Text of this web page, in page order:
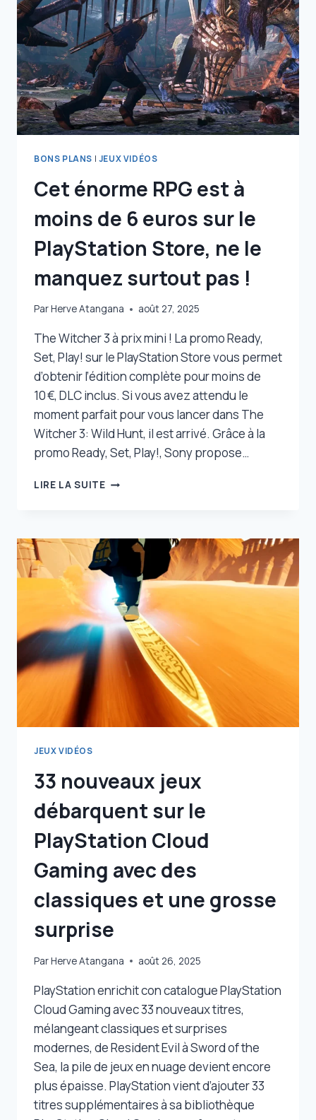
?
ON
DIRAIT
BIEN
!
BONS PLANS | JEUX VIDÉOS
Cet énorme RPG est à
moins de 6 euros sur le
PlayStation Store, ne le
manquez surtout pas !
ParHerve Atangana août 27, 2025
The Witcher 3 à prix mini ! La promo Ready,
Set, Play! sur le PlayStation Store vous permet
d’obtenir l’édition complète pour moins de
10 €, DLC inclus. Si vous avez attendu le
moment parfait pour vous lancer dans The
Witcher 3: Wild Hunt, il est arrivé. Grâce à la
promo Ready, Set, Play!, Sony propose…
LIRE LA SUITECET
À
MOINS
DE
EUROS
SUR
LE
PLAYSTATION
STORE,
JEUX VIDÉOS
33 nouveaux jeux
débarquent sur le
PlayStation Cloud
Gaming avec des
classiques et une grosse
surprise
ParHerve Atangana août 26, 2025
PlayStation enrichit con catalogue PlayStation
Cloud Gaming avec 33 nouveaux titres,
mélangeant classiques et surprises
modernes, de Resident Evil à Sword of the
Sea, la pile de jeux en nuage devient encore
plus épaisse. PlayStation vient d’ajouter 33
titres supplémentaires à sa bibliothèque